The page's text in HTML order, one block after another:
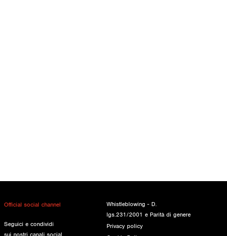
Official social channel
Seguici e condividi
Whistleblowing - D.
lgs.231/2001 e Parità di genere
Privacy policy